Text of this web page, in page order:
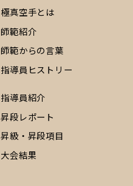
極真空手とは
師範紹介
師範からの言葉
指導員ヒストリー
指導員紹介
昇段レポート
昇級・昇段項目
大会結果